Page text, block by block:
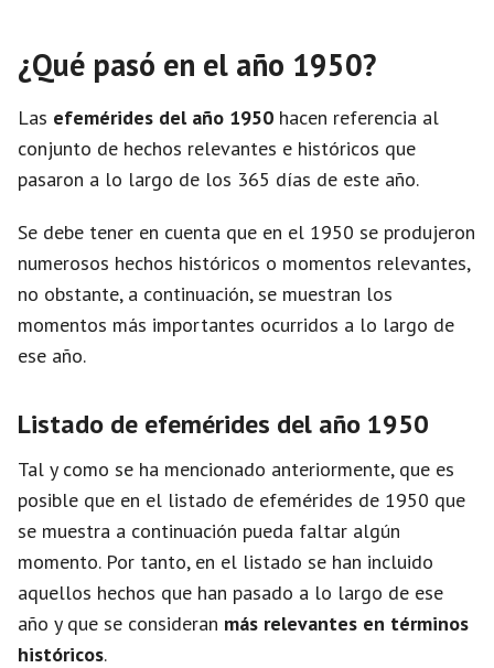
¿Qué pasó en el año 1950?
Las efemérides del año 1950 hacen referencia al
conjunto de hechos relevantes e históricos que
pasaron a lo largo de los 365 días de este año.
Se debe tener en cuenta que en el 1950 se produjeron
numerosos hechos históricos o momentos relevantes,
no obstante, a continuación, se muestran los
momentos más importantes ocurridos a lo largo de
ese año.
Listado de efemérides del año 1950
Tal y como se ha mencionado anteriormente, que es
posible que en el listado de efemérides de 1950 que
se muestra a continuación pueda faltar algún
momento. Por tanto, en el listado se han incluido
aquellos hechos que han pasado a lo largo de ese
año y que se consideran más relevantes en términos
históricos.